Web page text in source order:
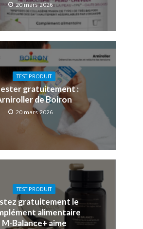
20 mars 2026
TEST PRODUIT
gratuitement :
de Boiron
20 mars 2026
TEST PRODUIT
gratuitement le
alimentaire
M-Balance+ aime